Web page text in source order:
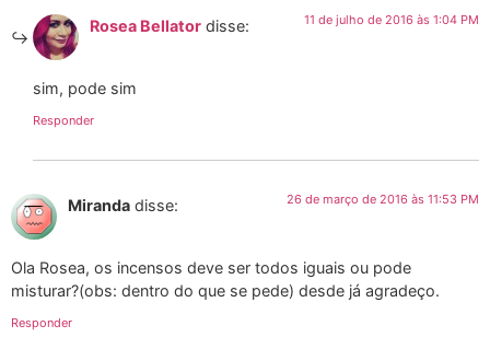
Rosea Bellator disse: 11 de julho de 2016 às 1:04 PM
sim, pode sim
Responder
Miranda disse: 26 de março de 2016 às 11:53 PM
Ola Rosea, os incensos deve ser todos iguais ou pode
misturar?(obs: dentro do que se pede) desde já agradeço.
Responder